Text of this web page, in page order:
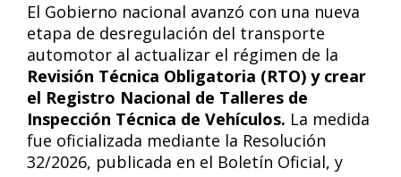
El Gobierno nacional avanzó con una nueva
etapa de desregulación del transporte
automotor al actualizar el régimen de la
Revisión Técnica Obligatoria (RTO) y crear
el Registro Nacional de Talleres de
Inspección Técnica de Vehículos. La medida
fue oficializada mediante la Resolución
32/2026, publicada en el Boletín Oficial, y